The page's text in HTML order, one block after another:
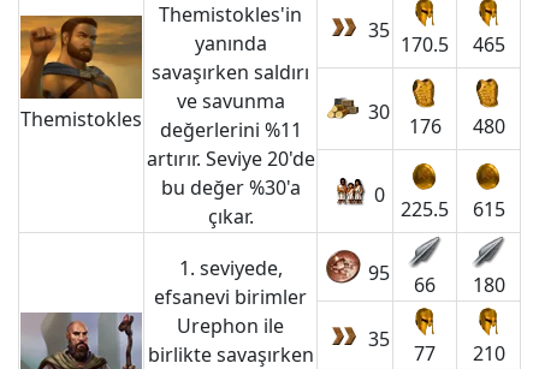
Themistokles
Themistokles'in
yanında
savaşırken saldırı
ve savunma
değerlerini %11
artırır. Seviye 20'de
bu değer %30'a
çıkar.
35
170.5 465
30
176 480
0
225.5 615
1. seviyede,
efsanevi birimler
Urephon ile
birlikte savaşırken
95 66 180
35
77 210